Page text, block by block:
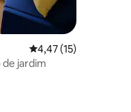
4,47 de uma
4,47 (15)
jardim